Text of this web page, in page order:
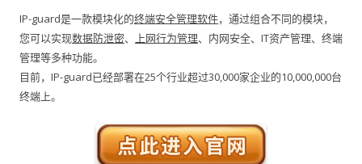
IP-guard是一款模块化的终端安全管理软件，通过组合不同的模块，
您可以实现数据防泄密、 上网行为管理、内网安全、IT资产管理、终端
管理等多种功能。
目前，IP-guard已经部署在25个行业超过30,000家企业的10,000,000台
终端上。